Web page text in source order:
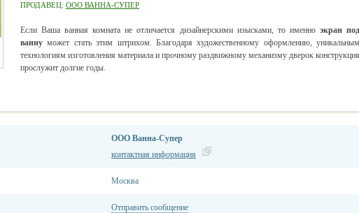
ПРОДАВЕЦ: ООО ВАННА-СУПЕР
Если Ваша ванная комната не отличается дизайнерскими изысками, то именно экран
ванну может стать этим штрихом. Благодаря художественному оформлению, уникальным
технологиям изготовления материала и прочному раздвижному механизму дверок конструкция
прослужит долгие годы.
ООО Ванна-Супер
контактная информация
Москва
Отправить сообщение